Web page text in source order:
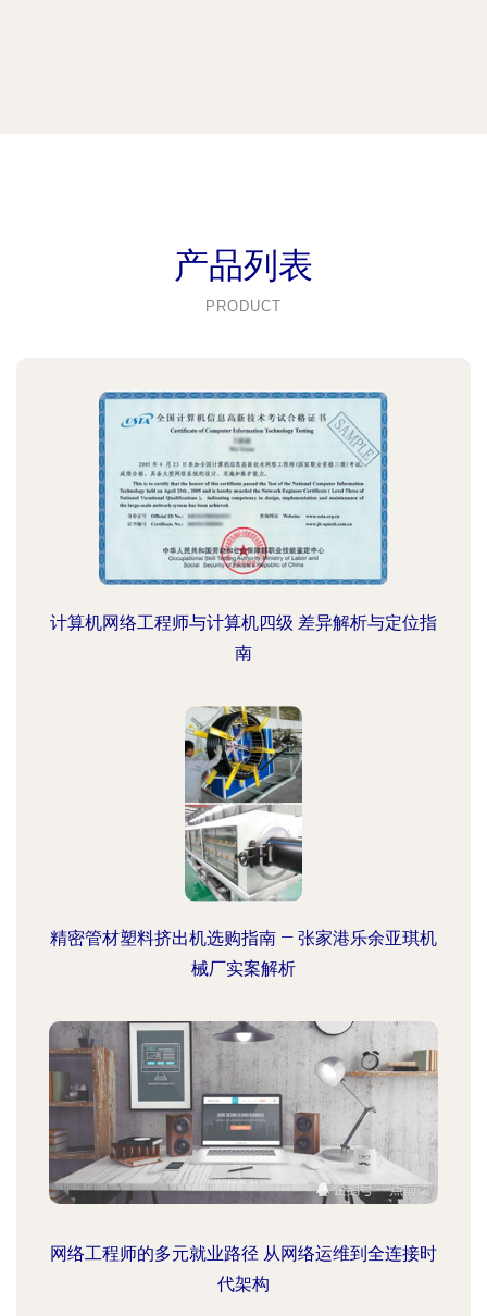
产品列表
PRODUCT
计算机网络工程师与计算机四级 差异解析与定位指
南
精密管材塑料挤出机选购指南 — 张家港乐余亚琪机
械厂实案解析
网络工程师的多元就业路径 从网络运维到全连接时
代架构